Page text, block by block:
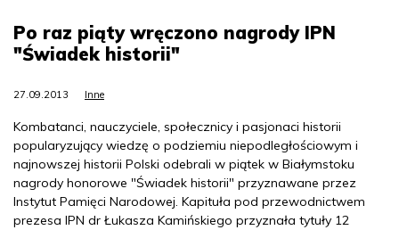
Po raz piąty wręczono nagrody IPN
"Świadek historii"
27.09.2013 Inne
Kombatanci, nauczyciele, społecznicy i pasjonaci historii
popularyzujący wiedzę o podziemiu niepodległościowym i
najnowszej historii Polski odebrali w piątek w Białymstoku
nagrody honorowe "Świadek historii" przyznawane przez
Instytut Pamięci Narodowej. Kapituła pod przewodnictwem
prezesa IPN dr Łukasza Kamińskiego przyznała tytuły 12